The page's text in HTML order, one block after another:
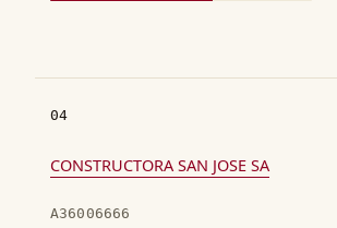
04
CONSTRUCTORA SAN JOSE SA
A36006666